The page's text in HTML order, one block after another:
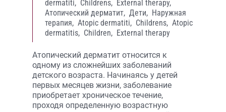
dermatiti, Childrens, External therapy,
Атопический дерматит, Дети, Наружная
терапия, Atopic dermatiti, Childrens, Atopic
dermatitis, Children, External therapy
Атопический дерматит относится к
одному из сложнейших заболеваний
детского возраста. Начинаясь у детей
первых месяцев жизни, заболевание
приобретает хроническое течение,
проходя определенную возрастную